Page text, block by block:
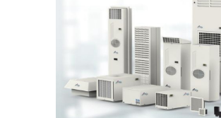
Ποιοτικού
Ελέγχου